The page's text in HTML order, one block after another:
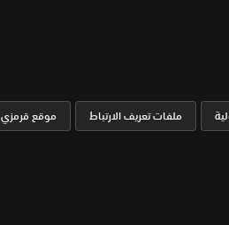
ملفات تعريف الارتباط موقع قرمزي